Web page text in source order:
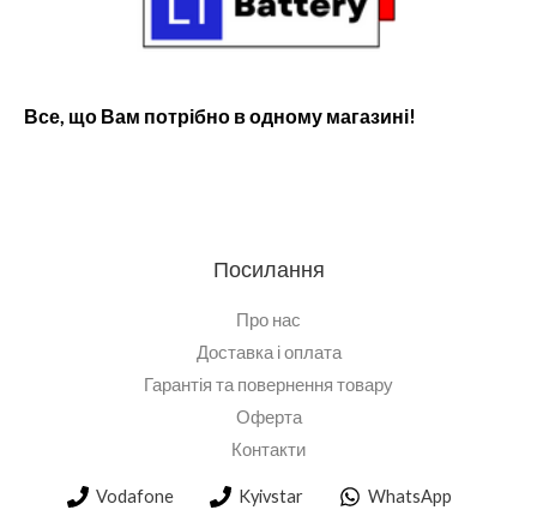
Все, що Вам потрібно в одному магазині!
Посилання
Про нас
Доставка і оплата
Гарантія та повернення товару
Оферта
Контакти
Vodafone Kyivstar WhatsApp